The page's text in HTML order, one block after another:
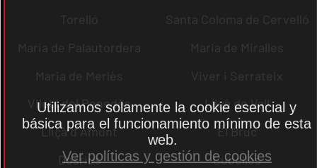
Torelló
Santa Coloma de Cervelló
Maria de Palautordera
Maria de Miralles
Maria de Merlès
Viver i Serrateix
Vilobí del Penedès
Lliçà de Vall
Lliçà d´Amunt
El Bruc
Dosrius
Cubelles
Utilizamos solamente la cookie esencial y
básica para el funcionamiento mínimo de esta
web.
Ver políticas y gestión de cookies